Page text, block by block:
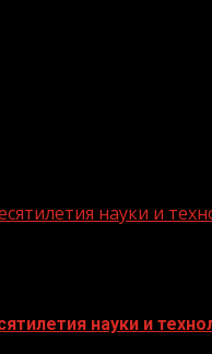
науки и
науки и